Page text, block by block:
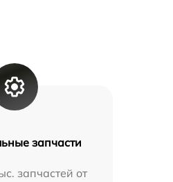
запчасти
запчастей от